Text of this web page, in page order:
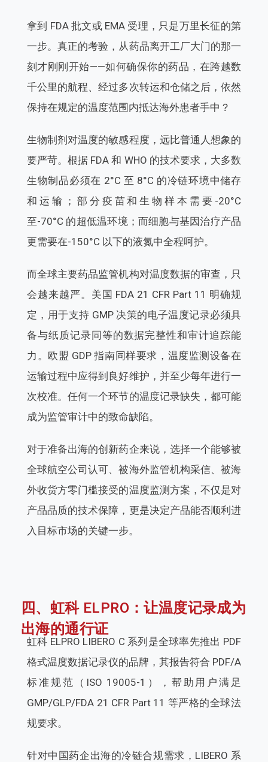
拿到 FDA 批文或 EMA 受理，只是万里长征的第
一步。真正的考验，从药品离开工厂大门的那一
刻才刚刚开始——如何确保你的药品，在跨越数
千公里的航程、经过多次转运和仓储之后，依然
保持在规定的温度范围内抵达海外患者手中？
生物制剂对温度的敏感程度，远比普通人想象的
要严苛。根据 FDA 和 WHO 的技术要求，大多数
生物制品必须在 2°C 至 8°C 的冷链环境中储存
和运输；部分疫苗和生物样本需要-20°C
至-70°C 的超低温环境；而细胞与基因治疗产品
更需要在-150°C 以下的液氮中全程呵护。
而全球主要药品监管机构对温度数据的审查，只
会越来越严。美国 FDA 21 CFR Part 11 明确规
定，用于支持 GMP 决策的电子温度记录必须具
备与纸质记录同等的数据完整性和审计追踪能
力。欧盟 GDP 指南同样要求，温度监测设备在
运输过程中应得到良好维护，并至少每年进行一
次校准。任何一个环节的温度记录缺失，都可能
成为监管审计中的致命缺陷。
对于准备出海的创新药企来说，选择一个能够被
全球航空公司认可、被海外监管机构采信、被海
外收货方零门槛接受的温度监测方案，不仅是对
产品品质的技术保障，更是决定产品能否顺利进
入目标市场的关键一步。
四、虹科 ELPRO：让温度记录成为
出海的通行证
虹科 ELPRO LIBERO C 系列是全球率先推出 PDF
格式温度数据记录仪的品牌，其报告符合 PDF/A
标准规范（ISO 19005-1），帮助用户满足
GMP/GLP/FDA 21 CFR Part 11 等严格的全球法
规要求。
针对中国药企出海的冷链合规需求，LIBERO 系